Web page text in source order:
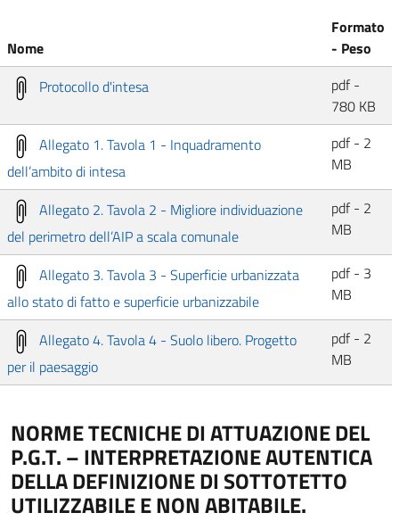
Nome
Formato
- Peso
Protocollo d'intesa
pdf -
780 KB
Allegato 1. Tavola 1 - Inquadramento
dell’ambito di intesa
pdf - 2
MB
Allegato 2. Tavola 2 - Migliore individuazione
del perimetro dell’AIP a scala comunale
pdf - 2
MB
Allegato 3. Tavola 3 - Superficie urbanizzata
allo stato di fatto e superficie urbanizzabile
pdf - 3
MB
Allegato 4. Tavola 4 - Suolo libero. Progetto
per il paesaggio
pdf - 2
MB
NORME TECNICHE DI ATTUAZIONE DEL
P.G.T. – INTERPRETAZIONE AUTENTICA
DELLA DEFINIZIONE DI SOTTOTETTO
UTILIZZABILE E NON ABITABILE.